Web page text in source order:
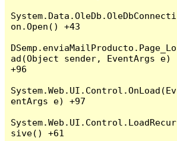
System.Data.OleDb.OleDbConnecti
on.Open() +43
DSemp.enviaMailProducto.Page_Lo
ad(Object sender, EventArgs e)
+96
System.Web.UI.Control.OnLoad(Ev
entArgs e) +97
System.Web.UI.Control.LoadRecur
sive() +61